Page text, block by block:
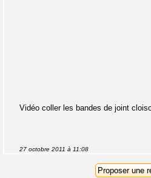
Vidéo coller les bandes de joint
27 octobre 2011 à 11:08